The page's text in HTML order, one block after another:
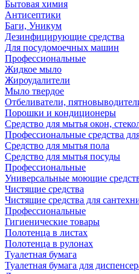
Бытовая химия
Антисептики
Баги, Уникум
Дезинфицирующие средства
Для посудомоечных машин
Профессиональные
Жидкое мыло
Жироудалители
Мыло твердое
Отбеливатели,
Порошки и кондиционеры
Средство для мытья окон,
Профессиональные средства
Средство для мытья пола
Средство для мытья посуды
Профессиональные
Универсальные моющие
Чистящие средства
Чистящие средства для
Профессиональные
Гигиенические товары
Полотенца в листах
Полотенца в рулонах
Туалетная бумага
Туалетная бумага для